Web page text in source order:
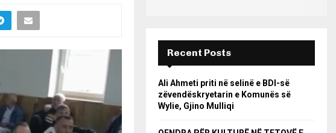
Recent Posts
Ali Ahmeti priti në selinë e BDI-së
zëvendëskryetarin e Komunës së
Wylie, Gjino Mulliqi